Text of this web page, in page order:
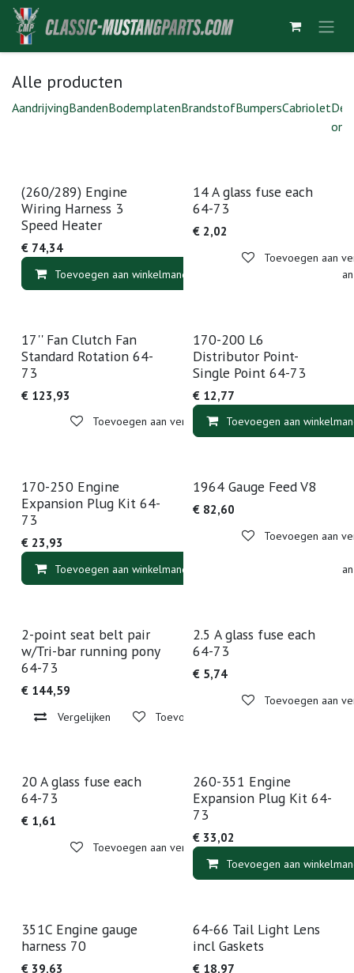
Overslaan naar inhoud
Alle producten
AandrijvingBandenBodemplatenBrandstofBumpersCabriolet
(260/289) Engine
Wiring Harness 3
Speed Heater
€ 74,34
Toevoegen aan winkelmandje Toevoegen
14 A glass fuse each
64-73
€ 2,02
Toevoegen aan
17'' Fan Clutch Fan
Standard Rotation 64-
73
€ 123,93
Toevoegen aan verlanglijst
170-200 L6
Distributor Point-
Single Point 64-73
€ 12,77
Toevoegen aan
170-250 Engine
Expansion Plug Kit 64-
73
€ 23,93
Toevoegen aan winkelmandje Toevoegen
1964 Gauge Feed V8
€ 82,60
Toevoegen aan
2-point seat belt pair
w/Tri-bar running pony
64-73
€ 144,59
Vergelijken Toevoegen aan verlanglijst
2.5 A glass fuse each
64-73
€ 5,74
Toevoegen aan
20 A glass fuse each
64-73
€ 1,61
Toevoegen aan verlanglijst
260-351 Engine
Expansion Plug Kit 64-
73
€ 33,02
Toevoegen aan
351C Engine gauge
harness 70
€ 39,63
64-66 Tail Light Lens
incl Gaskets
€ 18,97